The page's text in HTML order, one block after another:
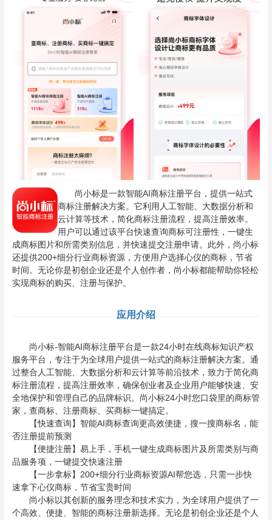
尚小标是一款智能AI商标注册平台，提供一站式
商标注册解决方案。它利用人工智能、大数据分析和
云计算等技术，简化商标注册流程，提高注册效率。
用户可以通过该平台快速查询商标可注册性，一键生
成商标图片和所需类别信息，并快速提交注册申请。此外，尚小标
还提供200+细分行业商标资源，方便用户选择心仪的商标，节省
时间。无论你是初创企业还是个人创作者，尚小标都能帮助你轻松
实现商标的购买、注册与保护。
应用介绍
尚小标-智能AI商标注册平台是一款24小时在线商标知识产权
服务平台，专注于为全球用户提供一站式的商标注册解决方案。通
过整合人工智能、大数据分析和云计算等前沿技术，致力于简化商
标注册流程，提高注册效率，确保创业者及企业用户能够快速、安
全地保护和管理自己的品牌标识。尚小标24小时您口袋里的商标管
家，查商标、注册商标、买商标一键搞定。
【快速查询】智能AI商标查询更高效便捷，搜一搜商标名，能
否注册提前预测
【便捷注册】易上手，手机一键生成商标图片及所需类别与商
品服务项，一键提交快速注册
【一步拿标】200+细分行业商标资源AI帮您选，只需一步快
速拿下心仪商标，节省宝贵时间
尚小标以其创新的服务理念和技术实力，为全球用户提供了一
个高效、便捷、智能的商标注册新选择。无论是初创企业还是个人